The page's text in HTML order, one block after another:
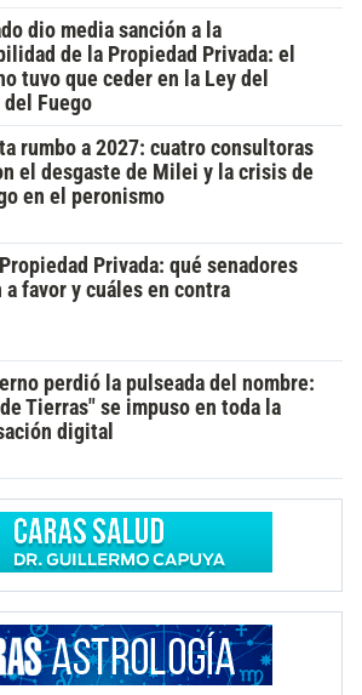
dio media sanción a la
de la Propiedad Privada: el
tuvo que ceder en la Ley del
del Fuego
rumbo a 2027: cuatro consultoras
el desgaste de Milei y la crisis de
en el peronismo
Privada: qué senadores
a favor y cuáles en contra
perdió la pulseada del nombre:
de Tierras" se impuso en toda la
digital